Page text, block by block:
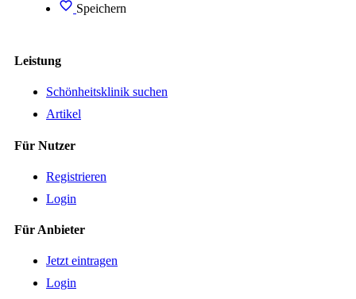
Speichern
Leistung
Schönheitsklinik suchen
Artikel
Für Nutzer
Registrieren
Login
Für Anbieter
Jetzt eintragen
Login